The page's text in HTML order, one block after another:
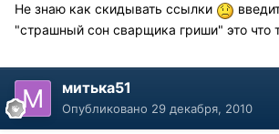
Не знаю как скидывать ссылки
"страшный сон сварщика гриши" это что
митька51
Опубликовано 29 декабря, 2010